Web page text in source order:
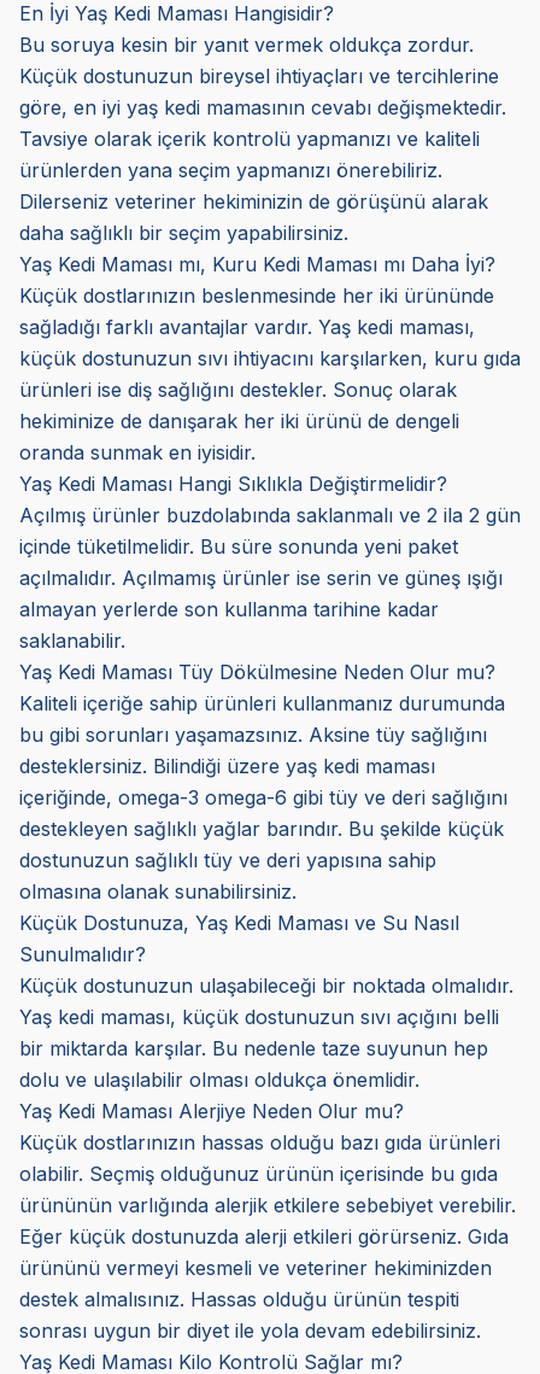
En İyi Yaş Kedi Maması Hangisidir?
Bu soruya kesin bir yanıt vermek oldukça zordur.
Küçük dostunuzun bireysel ihtiyaçları ve tercihlerine
göre, en iyi yaş kedi mamasının cevabı değişmektedir.
Tavsiye olarak içerik kontrolü yapmanızı ve kaliteli
ürünlerden yana seçim yapmanızı önerebiliriz.
Dilerseniz veteriner hekiminizin de görüşünü alarak
daha sağlıklı bir seçim yapabilirsiniz.
Yaş Kedi Maması mı, Kuru Kedi Maması mı Daha İyi?
Küçük dostlarınızın beslenmesinde her iki ürününde
sağladığı farklı avantajlar vardır. Yaş kedi maması,
küçük dostunuzun sıvı ihtiyacını karşılarken, kuru gıda
ürünleri ise diş sağlığını destekler. Sonuç olarak
hekiminize de danışarak her iki ürünü de dengeli
oranda sunmak en iyisidir.
Yaş Kedi Maması Hangi Sıklıkla Değiştirmelidir?
Açılmış ürünler buzdolabında saklanmalı ve 2 ila 2 gün
içinde tüketilmelidir. Bu süre sonunda yeni paket
açılmalıdır. Açılmamış ürünler ise serin ve güneş ışığı
almayan yerlerde son kullanma tarihine kadar
saklanabilir.
Yaş Kedi Maması Tüy Dökülmesine Neden Olur mu?
Kaliteli içeriğe sahip ürünleri kullanmanız durumunda
bu gibi sorunları yaşamazsınız. Aksine tüy sağlığını
desteklersiniz. Bilindiği üzere yaş kedi maması
içeriğinde, omega-3 omega-6 gibi tüy ve deri sağlığını
destekleyen sağlıklı yağlar barındır. Bu şekilde küçük
dostunuzun sağlıklı tüy ve deri yapısına sahip
olmasına olanak sunabilirsiniz.
Küçük Dostunuza, Yaş Kedi Maması ve Su Nasıl
Sunulmalıdır?
Küçük dostunuzun ulaşabileceği bir noktada olmalıdır.
Yaş kedi maması, küçük dostunuzun sıvı açığını belli
bir miktarda karşılar. Bu nedenle taze suyunun hep
dolu ve ulaşılabilir olması oldukça önemlidir.
Yaş Kedi Maması Alerjiye Neden Olur mu?
Küçük dostlarınızın hassas olduğu bazı gıda ürünleri
olabilir. Seçmiş olduğunuz ürünün içerisinde bu gıda
ürününün varlığında alerjik etkilere sebebiyet verebilir.
Eğer küçük dostunuzda alerji etkileri görürseniz. Gıda
ürününü vermeyi kesmeli ve veteriner hekiminizden
destek almalısınız. Hassas olduğu ürünün tespiti
sonrası uygun bir diyet ile yola devam edebilirsiniz.
Yaş Kedi Maması Kilo Kontrolü Sağlar mı?